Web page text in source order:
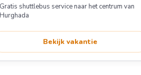
Gratis shuttlebus service naar het centrum van
Hurghada
Bekijk vakantie